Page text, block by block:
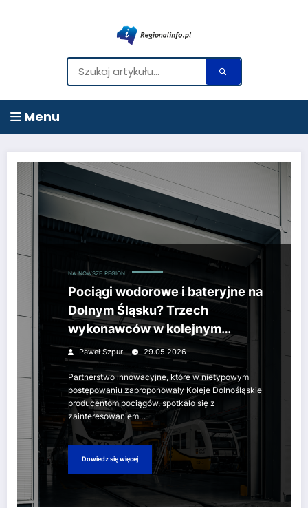
Menu
do
treści
NAJNOWSZE REGION
Pociągi wodorowe i bateryjne na
Dolnym Śląsku? Trzech
wykonawców w kolejnym
etapie!
Paweł Szpur 29.05.2026
Partnerstwo innowacyjne, które w nietypowym
postępowaniu zaproponowały Koleje Dolnośląskie
producentom pociągów, spotkało się z
zainteresowaniem…
Dowiedz się więcej